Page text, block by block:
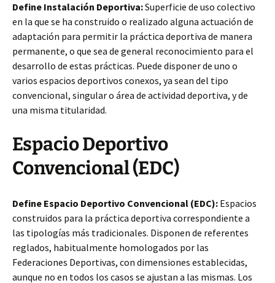
Define Instalación Deportiva:Superficie de uso colectivo
en la que se ha construido o realizado alguna actuación de
adaptación para permitir la práctica deportiva de manera
permanente, o que sea de general reconocimiento para el
desarrollo de estas prácticas. Puede disponer de uno o
varios espacios deportivos conexos, ya sean del tipo
convencional, singular o área de actividad deportiva, y de
una misma titularidad.
Espacio Deportivo
Convencional (EDC)
Define Espacio Deportivo Convencional (EDC): Espacios
construidos para la práctica deportiva correspondiente a
las tipologías más tradicionales. Disponen de referentes
reglados, habitualmente homologados por las
Federaciones Deportivas, con dimensiones establecidas,
aunque no en todos los casos se ajustan a las mismas. Los